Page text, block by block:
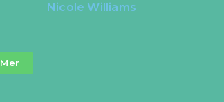
Nicole Williams